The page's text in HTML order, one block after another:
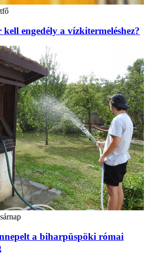
engedély a vízkitermeléshez?
a biharpüspöki római